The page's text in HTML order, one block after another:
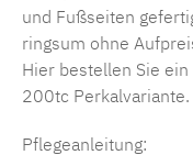
und Fußseiten
ringsum ohne
Hier bestellen Sie
200tc Perkalvariante.
Pflegeanleitung: